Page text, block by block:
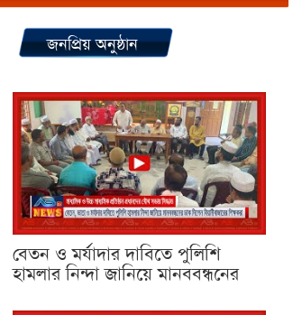
জনপ্রিয় অনুষ্ঠান
বেতন ও মর্যাদার দাবিতে পুলিশি
হামলার নিন্দা জানিয়ে মানববন্ধনের